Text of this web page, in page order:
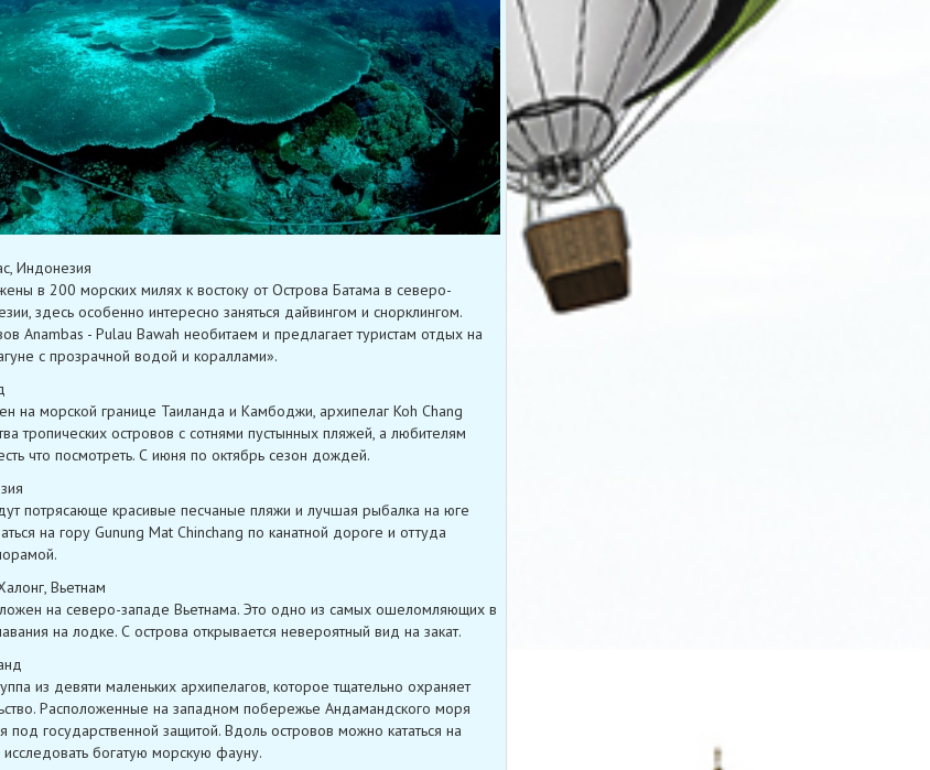
Индонезия
в 200 морских милях к востоку от Острова Батама в северо-
здесь особенно интересно заняться дайвингом и снорклингом.
Anambas - Pulau Bawah необитаем и предлагает туристам отдых на
с прозрачной водой и кораллами».
на морской границе Таиланда и Камбоджи, архипелаг Koh Chang
тропических островов с сотнями пустынных пляжей, а любителям
что посмотреть. С июня по октябрь сезон дождей.
потрясающе красивые песчаные пляжи и лучшая рыбалка на юге
на гору Gunung Mat Chinchang по канатной дороге и оттуда
Вьетнам
на северо-западе Вьетнама. Это одно из самых ошеломляющих в
на лодке. С острова открывается невероятный вид на закат.
из девяти маленьких архипелагов, которое тщательно охраняет
Расположенные на западном побережье Андамандского моря
под государственной защитой. Вдоль островов можно кататься на
исследовать богатую морскую фауну.